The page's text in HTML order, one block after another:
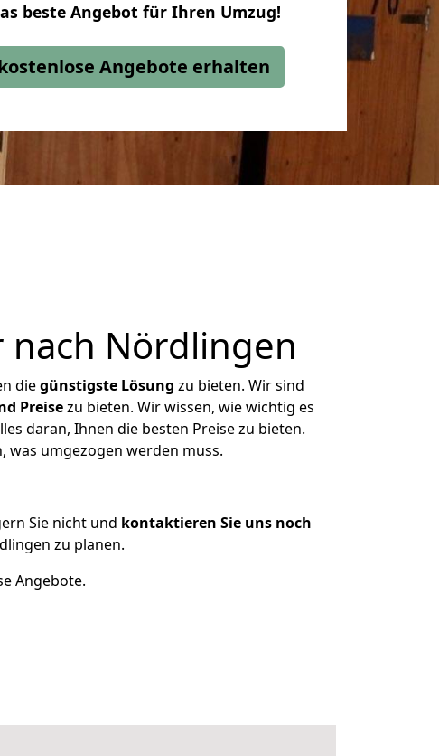
beste Angebot für Ihren Umzug!
Angebote erhalten
Nördlingen
diegünstigste Lösung zu bieten. Wir sind
Preisezu bieten. Wir wissen, wie wichtig es
daran, Ihnen die besten Preise zu bieten.
was umgezogen werden muss.
Sie nicht und kontaktieren Sie uns noch
zu planen.
Angebote.